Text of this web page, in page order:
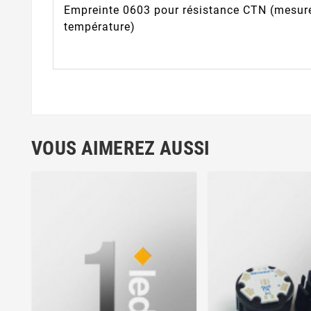
Empreinte 0603 pour résistance CTN
température)
VOUS AIMEREZ AUSSI